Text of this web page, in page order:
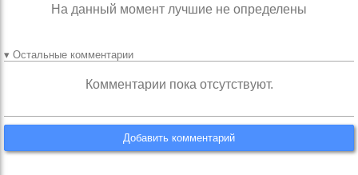
На данный момент лучшие не определены
▾ Остальные комментарии
Комментарии пока отсутствуют.
Добавить комментарий